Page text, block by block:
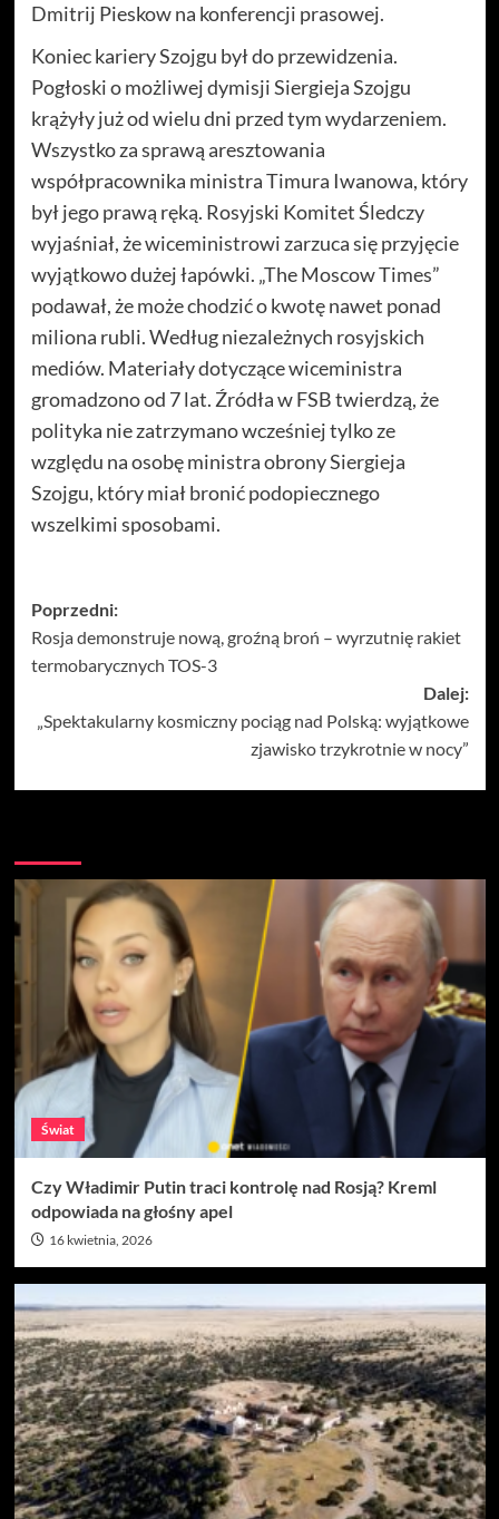
Dmitrij Pieskow na konferencji prasowej.
Koniec kariery Szojgu był do przewidzenia.
Pogłoski o możliwej dymisji Siergieja Szojgu
krążyły już od wielu dni przed tym wydarzeniem.
Wszystko za sprawą aresztowania
współpracownika ministra Timura Iwanowa, który
był jego prawą ręką. Rosyjski Komitet Śledczy
wyjaśniał, że wiceministrowi zarzuca się przyjęcie
wyjątkowo dużej łapówki. „The Moscow Times”
podawał, że może chodzić o kwotę nawet ponad
miliona rubli. Według niezależnych rosyjskich
mediów. Materiały dotyczące wiceministra
gromadzono od 7 lat. Źródła w FSB twierdzą, że
polityka nie zatrzymano wcześniej tylko ze
względu na osobę ministra obrony Siergieja
Szojgu, który miał bronić podopiecznego
wszelkimi sposobami.
Zobacz
wpisy
Poprzedni:
Rosja demonstruje nową, groźną broń – wyrzutnię rakiet
termobarycznych TOS-3
Dalej:
„Spektakularny kosmiczny pociąg nad Polską: wyjątkowe
zjawisko trzykrotnie w nocy”
Świat
Czy Władimir Putin traci kontrolę nad Rosją? Kreml
odpowiada na głośny apel
16 kwietnia, 2026